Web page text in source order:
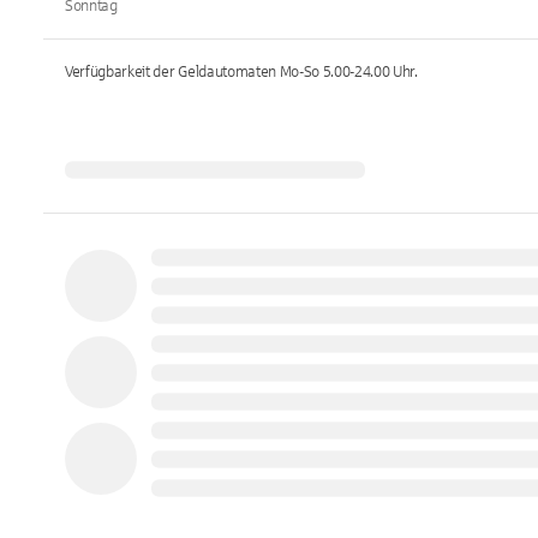
Sonntag
Verfügbarkeit der Geldautomaten Mo-So 5.00-24.00Uhr.